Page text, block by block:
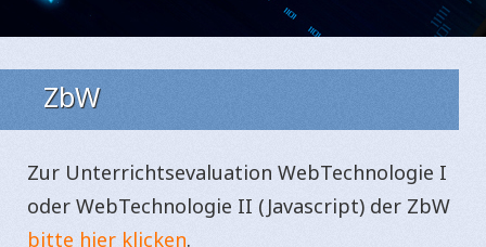
ZbW
Zur Unterrichtsevaluation WebTechnologie I
oder WebTechnologie II (Javascript) der ZbW
bitte hier klicken.